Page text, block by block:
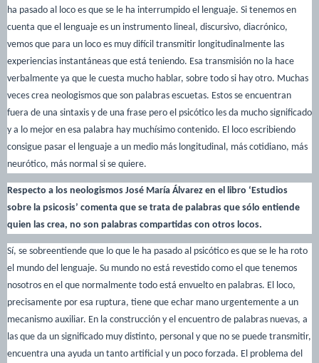
ha pasado al loco es que se le ha interrumpido el lenguaje. Si tenemos en
cuenta que el lenguaje es un instrumento lineal, discursivo, diacrónico,
vemos que para un loco es muy difícil transmitir longitudinalmente las
experiencias instantáneas que está teniendo. Esa transmisión no la hace
verbalmente ya que le cuesta mucho hablar, sobre todo si hay otro. Muchas
veces crea neologismos que son palabras escuetas. Estos se encuentran
fuera de una sintaxis y de una frase pero el psicótico les da mucho significado
y a lo mejor en esa palabra hay muchísimo contenido. El loco escribiendo
consigue pasar el lenguaje a un medio más longitudinal, más cotidiano, más
neurótico, más normal si se quiere.
Respecto a los neologismos José María Álvarez en el libro ‘Estudios
sobre la psicosis’ comenta que se trata de palabras que sólo entiende
quien las crea, no son palabras compartidas con otros locos.
Sí, se sobreentiende que lo que le ha pasado al psicótico es que se le ha roto
el mundo del lenguaje. Su mundo no está revestido como el que tenemos
nosotros en el que normalmente todo está envuelto en palabras. El loco,
precisamente por esa ruptura, tiene que echar mano urgentemente a un
mecanismo auxiliar. En la construcción y el encuentro de palabras nuevas, a
las que da un significado muy distinto, personal y que no se puede transmitir,
encuentra una ayuda un tanto artificial y un poco forzada. El problema del